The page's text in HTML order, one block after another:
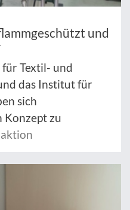
und
Textil- und
das Institut für
sich
Konzept zu